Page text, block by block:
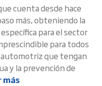
cuenta desde hace
más, obteniendo la
para el sector
para todos
que tengan
y la prevención de
más